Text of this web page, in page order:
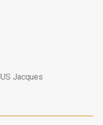
Jacques